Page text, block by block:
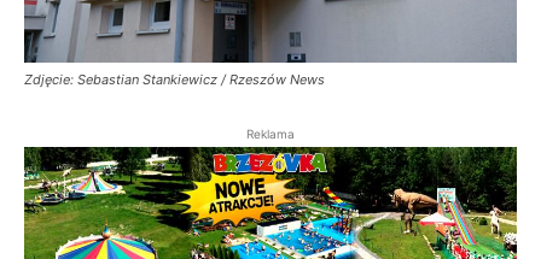
Zdjęcie: Sebastian Stankiewicz / Rzeszów News
Reklama